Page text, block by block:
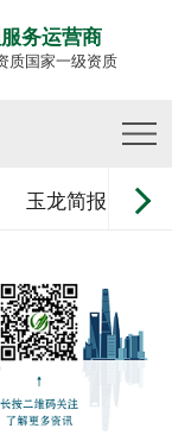
务运营商
质国家一级资质
玉龙简报